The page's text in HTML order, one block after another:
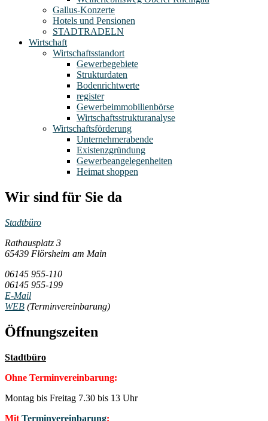
Gallus-Konzerte
Hotels und Pensionen
STADTRADELN
Wirtschaft
Wirtschaftsstandort
Gewerbegebiete
Strukturdaten
Bodenrichtwerte
register
Gewerbeimmobilienbörse
Wirtschaftsstrukturanalyse
Wirtschaftsförderung
Unternehmerabende
Existenzgründung
Gewerbeangelegenheiten
Heimat shoppen
Wir sind für Sie da
Stadtbüro
Rathausplatz 3
65439 Flörsheim am Main
06145 955-110
06145 955-199
E-Mail
WEB (Terminvereinbarung)
Öffnungszeiten
Stadtbüro
Ohne Terminvereinbarung:
Montag bis Freitag 7.30 bis 13 Uhr
Mit Terminvereinbarung: